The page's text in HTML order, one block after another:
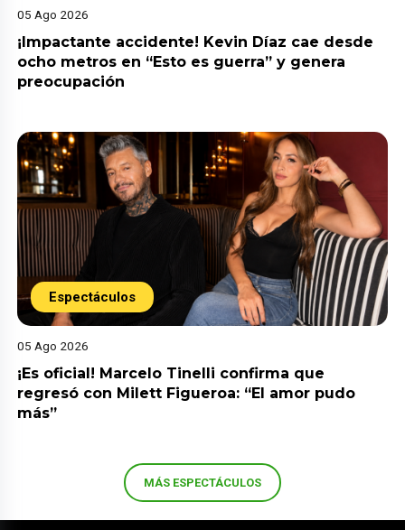
05 Ago 2026
¡Impactante accidente! Kevin Díaz cae desde
ocho metros en “Esto es guerra” y genera
preocupación
Espectáculos
05 Ago 2026
¡Es oficial! Marcelo Tinelli confirma que
regresó con Milett Figueroa: “El amor pudo
más”
MÁS ESPECTÁCULOS